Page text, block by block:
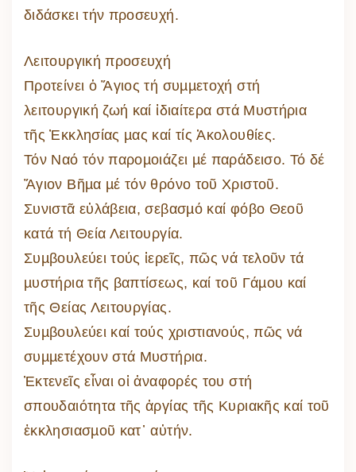
διδάσκει τήν προσευχή.
Λειτουργική προσευχή
Προτείνει ὁ Ἅγιος τή συµµετοχή στή
λειτουργική ζωή καί ἰδιαίτερα στά Μυστήρια
τῆς Ἐκκλησίας µας καί τίς Ἀκολουθίες.
Τόν Ναό τόν παροµοιάζει µέ παράδεισο. Τό δέ
Ἅγιον Βῆµα µέ τόν θρόνο τοῦ Χριστοῦ.
Συνιστᾶ εὐλάβεια, σεβασµό καί φόβο Θεοῦ
κατά τή Θεία Λειτουργία.
Συµβουλεύει τούς ἱερεῖς, πῶς νά τελοῦν τά
µυστήρια τῆς βαπτίσεως, καί τοῦ Γάµου καί
τῆς Θείας Λειτουργίας.
Συµβουλεύει καί τούς χριστιανούς, πῶς νά
συµµετέχουν στά Μυστήρια.
Ἐκτενεῖς εἶναι οἱ ἀναφορές του στή
σπουδαιότητα τῆς ἀργίας τῆς Κυριακῆς καί τοῦ
ἐκκλησιασµοῦ κατ᾽ αὐτήν.